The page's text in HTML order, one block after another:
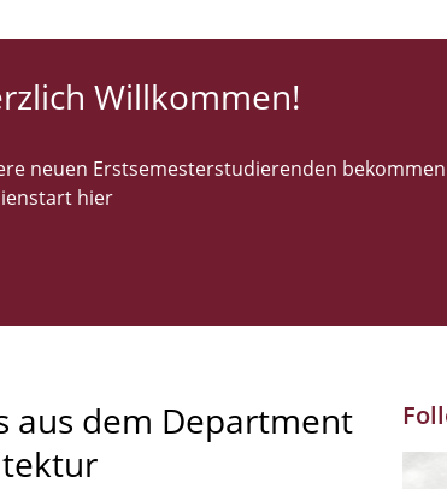
Willkommen!
neuen Erstsemesterstudierenden
hier
aus dem Department